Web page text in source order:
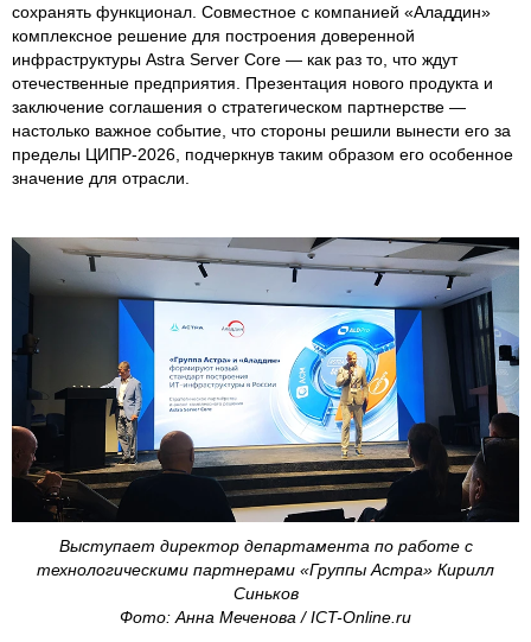
сохранять функционал. Совместное с компанией «Аладдин»
комплексное решение для построения доверенной
инфраструктуры Astra Server Core — как раз то, что ждут
отечественные предприятия. Презентация нового продукта и
заключение соглашения о стратегическом партнерстве —
настолько важное событие, что стороны решили вынести его за
пределы ЦИПР-2026, подчеркнув таким образом его особенное
значение для отрасли.
Выступает директор департамента по работе с
технологическими партнерами «Группы Астра» Кирилл
Синьков
Фото: Анна Меченова / ICT-Online.ru